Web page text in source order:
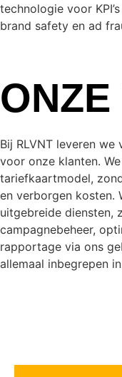
technologie voor
brand safety en ad
ONZE
Bij RLVNT leveren
voor onze klanten.
tariefkaartmodel,
en verborgen kosten.
uitgebreide diensten,
campagnebeheer,
rapportage via ons
allemaal inbegrepen